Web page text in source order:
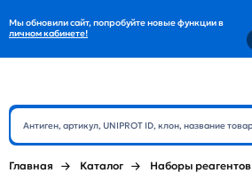
Мы обновили сайт, попробуйте новые функции в
личном кабинете!
Главная Каталог Наборы реагентов